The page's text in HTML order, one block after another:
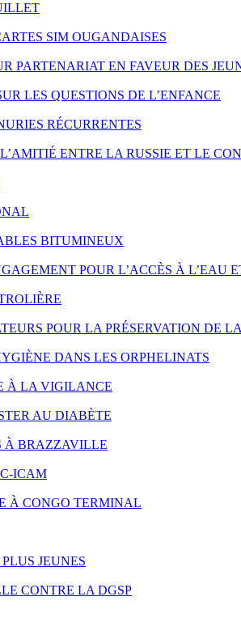
SIM OUGANDAISES
PARTENARIAT EN FAVEUR DES
LES QUESTIONS DE L’ENFANCE
RÉCURRENTES
ENTRE LA RUSSIE ET LE
BITUMINEUX
POUR L’ACCÈS À L’EAU
POUR LA PRÉSERVATION DE
DANS LES ORPHELINATS
À LA VIGILANCE
AU DIABÈTE
À BRAZZAVILLE
ICAM
À CONGO TERMINAL
JEUNES
CONTRE LA DGSP